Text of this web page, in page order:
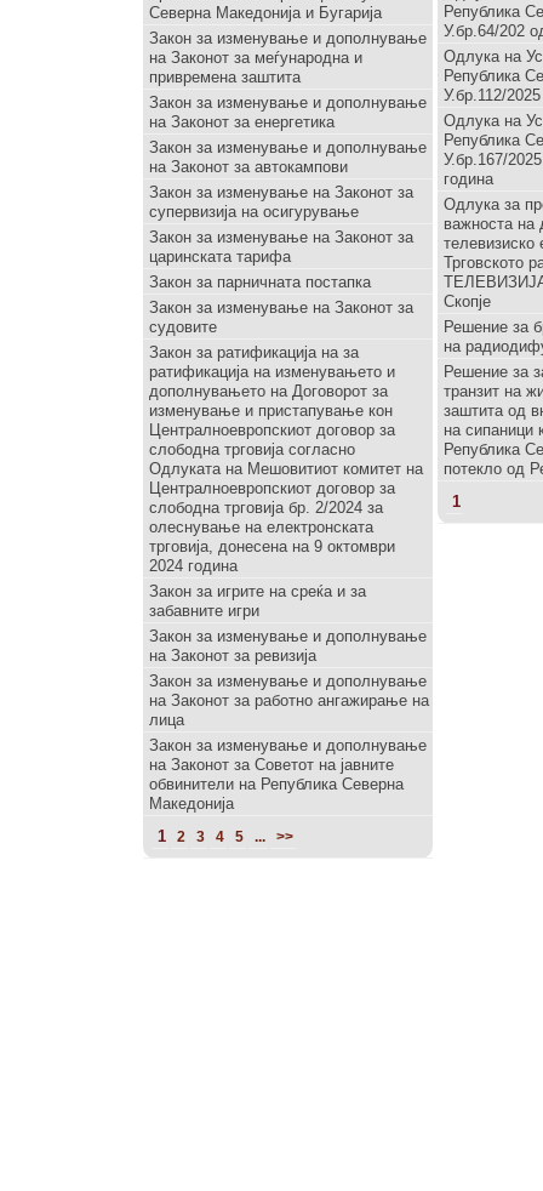
Северна Македонија и Бугарија
Закон за изменување и дополнување
на Законот за меѓународна и
привремена заштита
Закон за изменување и дополнување
на Законот за енергетика
Закон за изменување и дополнување
на Законот за автокампови
Закон за изменување на Законот за
супервизија на осигурување
Закон за изменување на Законот за
царинската тарифа
Закон за парничната постапка
Закон за изменување на Законот за
судовите
Закон за ратификација на за
ратификација на изменувањето и
дополнувањето на Договорот за
изменување и пристапување кон
Централноевропскиот договор за
слободна трговија согласно
Одлуката на Мешовитиот комитет на
Централноевропскиот договор за
слободна трговија бр. 2/2024 за
олеснување на електронската
трговија, донесена на 9 октомври
2024 година
Закон за игрите на среќа и за
забавните игри
Закон за изменување и дополнување
на Законот за ревизија
Закон за изменување и дополнување
на Законот за работно ангажирање на
лица
Закон за изменување и дополнување
на Законот за Советот на јавните
обвинители на Република Северна
Македонија
1
2 3 4 5 ... >>
Република
У.бр.64/202
Одлука на
Република
У.бр.112/
Одлука на
Република
У.бр.167/
година
Одлука за
важноста на
Трговското
Скопје
Решение за
на
Решение за
транзит на
заштита од
на сипаници
Република
потекло од
1